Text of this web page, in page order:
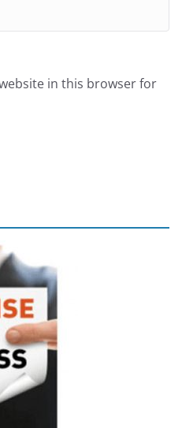
in this browser for